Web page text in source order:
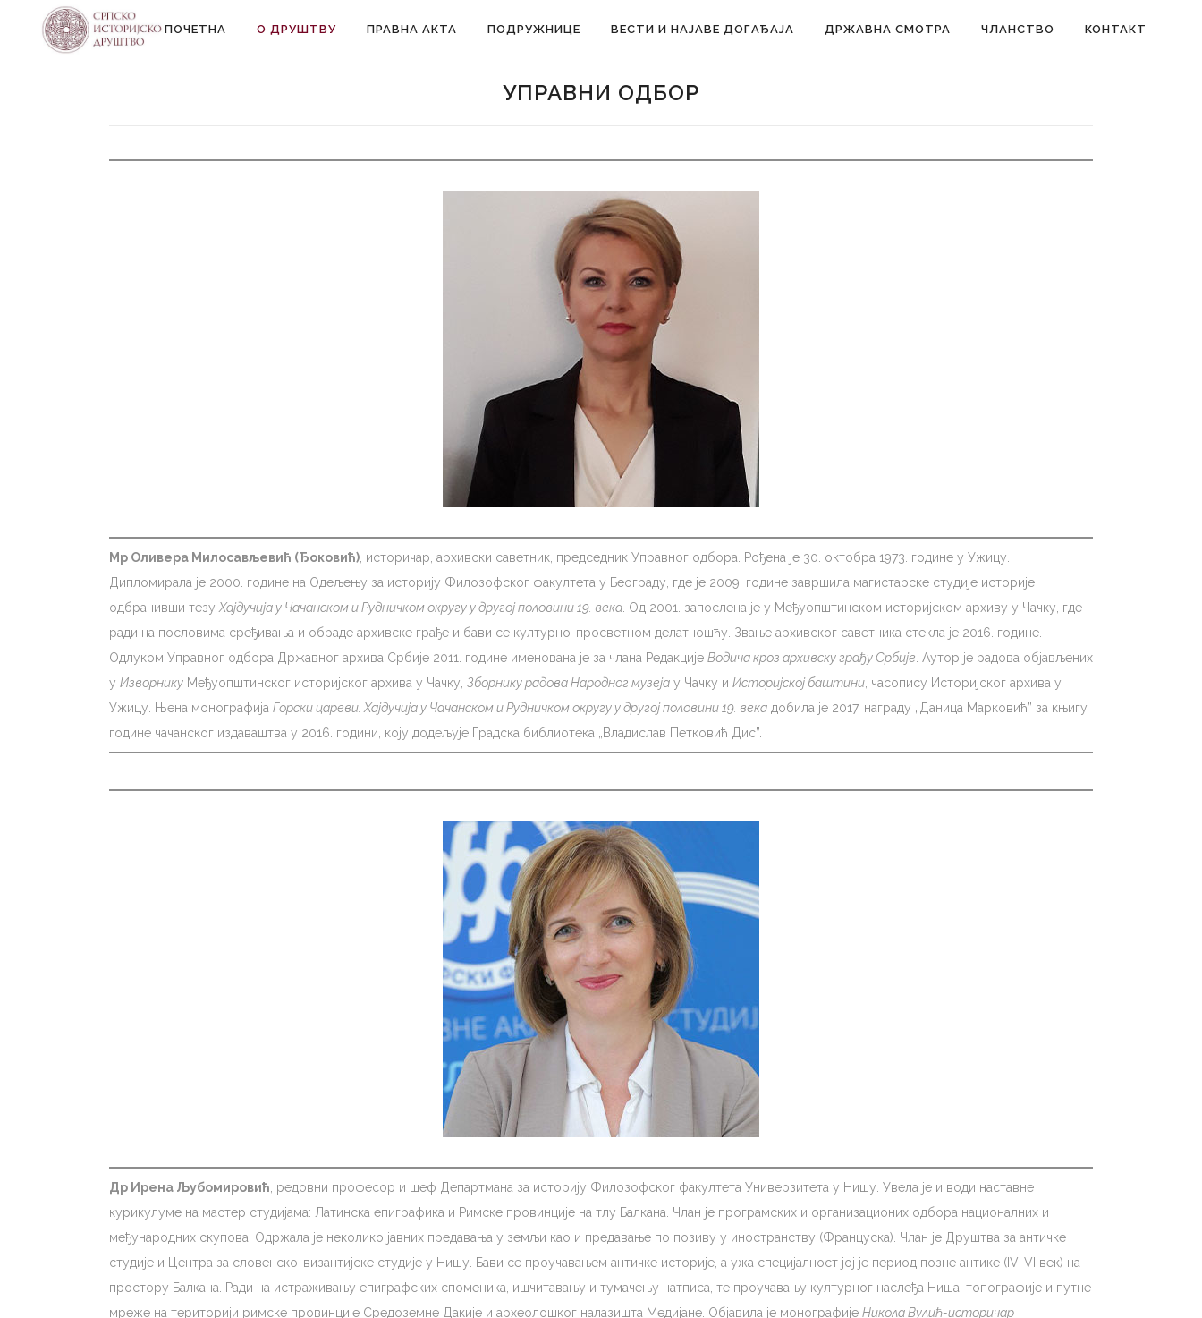
ПОЧЕТНА О ДРУШТВУ ПРАВНА АКТА ПОДРУЖНИЦЕ ВЕСТИ И НАЈАВЕ ДОГАЂАЈА ДРЖАВНА СМОТРА ЧЛАНСТВО КОНТАКТ
УПРАВНИ ОДБОР
Мр Оливера Милосављевић (Ђоковић) , историчар, архивски саветник, председник Управног одбора. Рођена је 30. октобра 1973. године у Ужицу.
Дипломирала је 2000. године на Одељењу за историју Филозофског факултета у Београду, где је 2009. године завршила магистарске студије историје
одбранивши тезу Хајдучија у Чачанском и Рудничком округу у другој половини 19. века . Од 2001. запослена је у Међуопштинском историјском архиву у Чачку, где
ради на пословима сређивања и обраде архивске грађе и бави се културно-просветном делатношћу. Звање архивског саветника стекла је 2016. године.
Одлуком Управног одбора Државног архива Србије 2011. године именована је за члана Редакције Водича кроз архивску грађу Србије . Аутор је радова објављених
у Изворнику Међуопштинског историјског архива у Чачку, Зборнику радова Народног музеја у Чачку и Историјској баштини , часопису Историјског архива у
Ужицу. Њена монографија Горски цареви. Хајдучија у Чачанском и Рудничком округу у другој половини 19. века добила је 2017. награду „Даница Марковић” за књигу
године чачанског издаваштва у 2016. години, коју додељује Градска библиотека „Владислав Петковић Дис”.
Др Ирена Љубомировић , редовни професор и шеф Департмана за историју Филозофског факултета Универзитета у Нишу. Увела је и води наставне
курикулуме на мастер студијама: Латинска епиграфика и Римске провинције на тлу Балкана. Члан је програмских и организационих одбора националних и
међународних скупова. Одржала је неколико јавних предавања у земљи као и предавање по позиву у иностранству (Француска). Члан је Друштва за античке
студије и Центра за словенско-византијске студије у Нишу. Бави се проучавањем античке историје, а ужа специјалност јој је период позне антике (IV–VI век) на
простору Балкана. Ради на истраживању епиграфских споменика, ишчитавању и тумачењу натписа, те проучавању културног наслеђа Ниша, топографије и путне
мреже на територији римске провинције Средоземне Дакије и археолошког налазишта Медијане. Објавила је монографије Никола Вулић-историчар